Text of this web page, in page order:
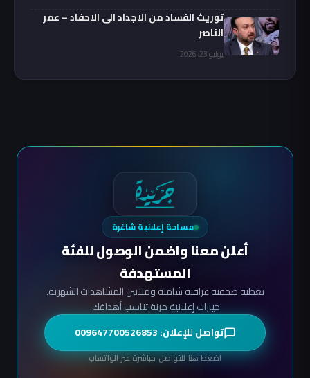
توريث الفساد من الاجداد الى الاحفاد – عمر
الناصر
يوليو 23, 2026
مساحة إعلانية شاغرة
أعلن معنا واضمن الوصول للفئة
المستهدفة
تغطية صحفية عراقية شاملة وملايين المشاهدات الشهرية.
خيارات إعلانية مرنة تناسب أهدافك.
تواصل للإعلان: 009647700526853
اضغط هنا للتواصل مباشرة عبر الواتساب